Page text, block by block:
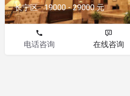
长宁区 19000 - 29000 元
电话咨询 在线咨询